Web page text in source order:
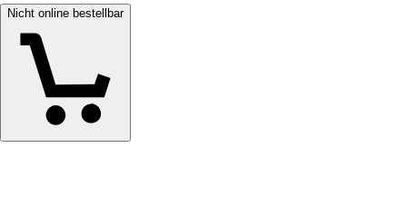
Nicht online bestellbar